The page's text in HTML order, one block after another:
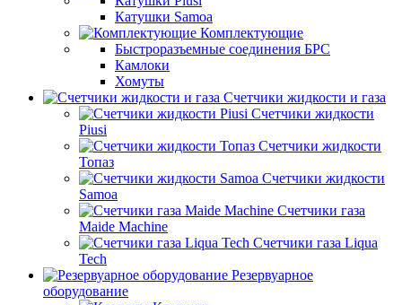
Катушки Samoa
Комплектующие
Быстроразъемные соединения БРС
Камлоки
Хомуты
Счетчики жидкости и газа
Счетчики жидкости
Piusi
Счетчики жидкости
Топаз
Счетчики жидкости
Samoa
Счетчики газа
Maide Machine
Счетчики газа Liqua
Tech
Резервуарное
оборудование